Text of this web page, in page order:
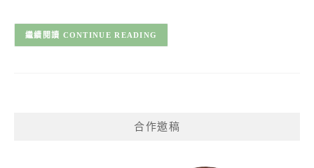
CONTINUE READING
合作邀稿